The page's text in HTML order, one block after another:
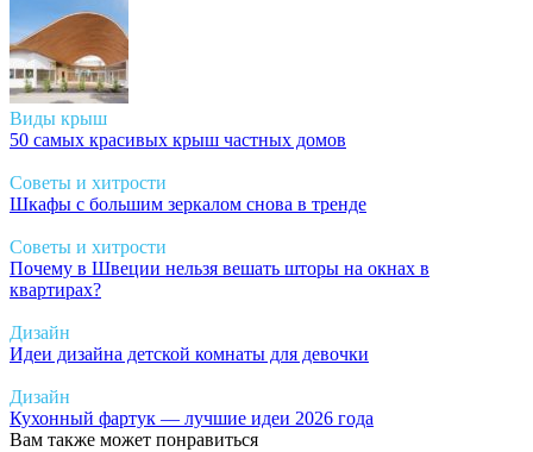
Виды крыш
50 самых красивых крыш частных домов
Советы и хитрости
Шкафы с большим зеркалом снова в тренде
Советы и хитрости
Почему в Швеции нельзя вешать шторы на окнах в
квартирах?
Дизайн
Идеи дизайна детской комнаты для девочки
Дизайн
Кухонный фартук — лучшие идеи 2026 года
Вам также может понравиться